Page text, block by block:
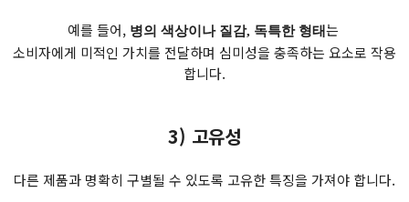
예를 들어, 병의 색상이나 질감, 독특한 형태는
소비자에게 미적인 가치를 전달하며 심미성을 충족하는 요소로 작용
합니다.
3) 고유성
다른 제품과 명확히 구별될 수 있도록 고유한 특징을 가져야 합니다.